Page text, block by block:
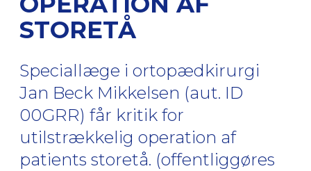
STORETÅ
Speciallæge i ortopædkirurgi
Jan Beck Mikkelsen (aut. ID
00GRR) får kritik for
utilstrækkelig operation af
patients storetå. (offentliggøres